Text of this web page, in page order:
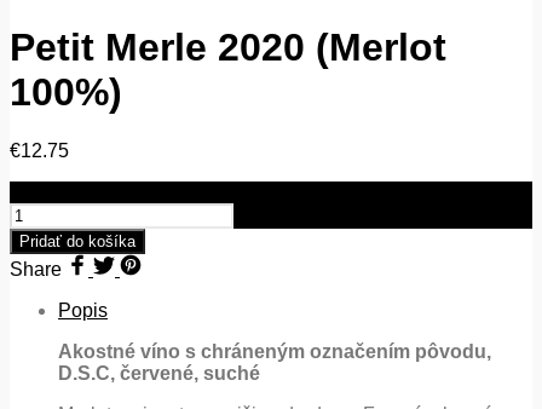
Petit Merle 2020 (Merlot
100%)
€12.75
Pridať do košíka
Share
Popis
Akostné víno s chráneným označením pôvodu,
D.S.C, červené, suché